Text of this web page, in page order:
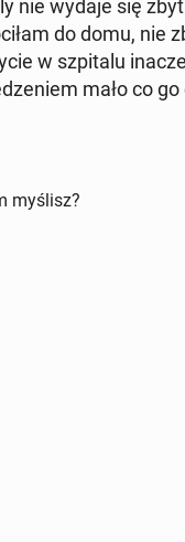
nie wydaje się
do domu, nie
w szpi­ta­lu
mało co
myślisz?